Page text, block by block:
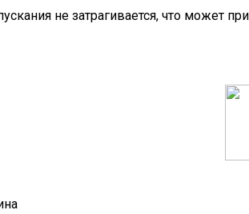
не затрагивается, что может